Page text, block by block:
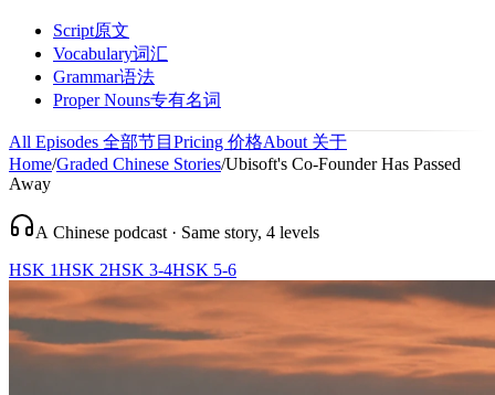
Script原文
Vocabulary词汇
Grammar语法
Proper Nouns专有名词
All Episodes 全部节目 Pricing 价格About 关于
Home/Graded Chinese Stories/Ubisoft's Co-Founder Has Passed
Away
A Chinese podcast · Same story, 4 levels
HSK 1HSK 2HSK 3-4HSK 5-6